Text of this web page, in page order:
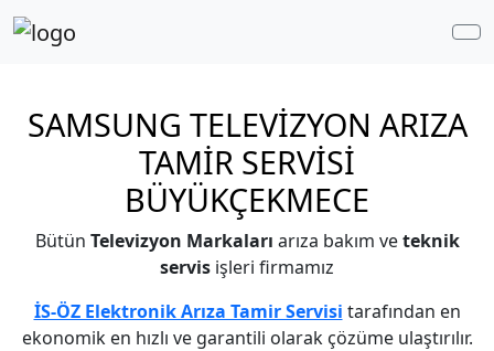
SAMSUNG TELEVİZYON ARIZA
TAMİR SERVİSİ
BÜYÜKÇEKMECE
Bütün Televizyon Markaları arıza bakım veteknik
servis işleri firmamız
İS-ÖZ Elektronik Arıza Tamir Servisi tarafından en
ekonomik en hızlı ve garantili olarak çözüme ulaştırılır.